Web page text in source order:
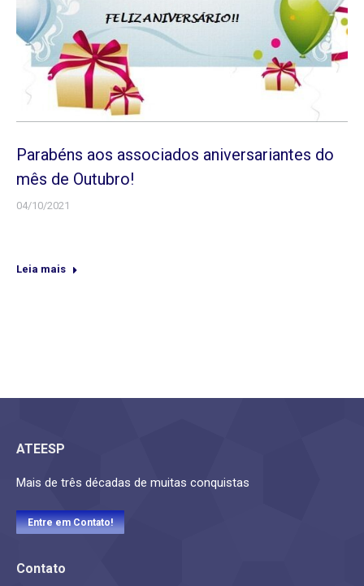
Parabéns aos associados aniversariantes do
mês de Outubro!
04/10/2021
Leia mais
ATEESP
Mais de três décadas de muitas conquistas
Entre em Contato!
Contato